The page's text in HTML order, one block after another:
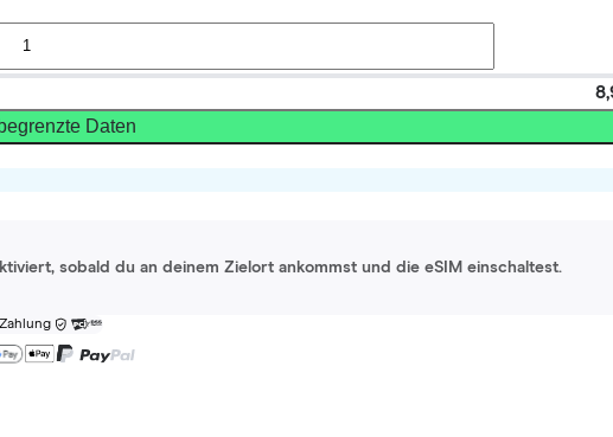
Daten
sobald du an deinem Zielort ankommst und die eSIM einschaltest.